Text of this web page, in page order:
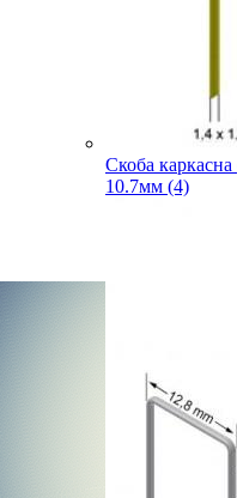
Скоба
10.7мм (4)